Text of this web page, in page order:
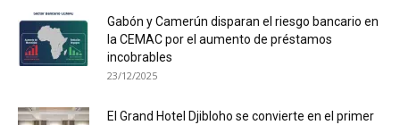
Gabón y Camerún disparan el riesgo bancario en
la CEMAC por el aumento de préstamos
incobrables
23/12/2025
El Grand Hotel Djibloho se convierte en el primer